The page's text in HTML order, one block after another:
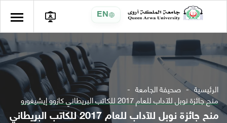
EN
الرئيسية صحيفة الجامعة
منح جائزة نوبل للآداب للعام 2017 للكاتب البريطاني كازوو إيشيغورو
منح جائزة نوبل للآداب للعام 2017 للكاتب البريطاني